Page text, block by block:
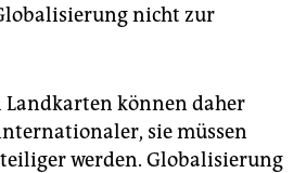
nicht zur
können daher
sie müssen
werden. Globalisierung